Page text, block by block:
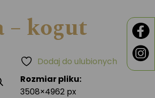
– kogut
Rozmiar pliku:
3508×4962 px
Dodaj do ulubionych